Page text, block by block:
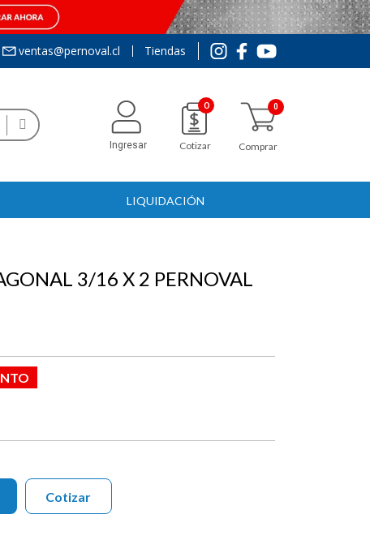
ventas@pernoval.cl Tiendas
Ingresar
0
Cotizar Comprar
LIQUIDACIÓN
3/16 X 2 PERNOVAL
Cotizar